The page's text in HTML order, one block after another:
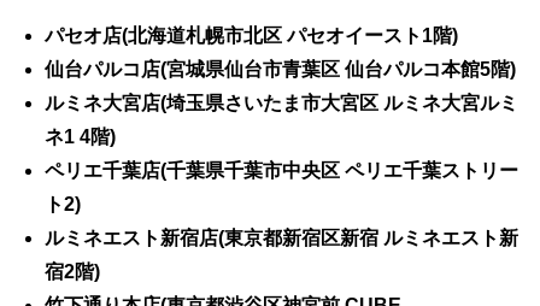
パセオ店(北海道札幌市北区 パセオイースト1階)
仙台パルコ店(宮城県仙台市青葉区 仙台パルコ本館5階)
ルミネ大宮店(埼玉県さいたま市大宮区 ルミネ大宮ルミ
ネ1 4階)
ペリエ千葉店(千葉県千葉市中央区 ペリエ千葉ストリー
ト2)
ルミネエスト新宿店(東京都新宿区新宿 ルミネエスト新
宿2階)